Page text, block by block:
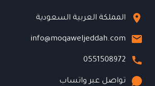
المملكة العربية السعودية
info@moqaweljeddah.com
0551508972
تواصل عبر واتساب